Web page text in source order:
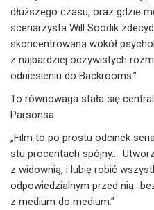
dłuższego czasu, oraz gdzie
scenarzysta Will Soodik
skoncentrowaną wokół
z najbardziej oczywistych
odniesieniu do Backrooms.”
To równowaga stała się
Parsonsa.
„Film to po prostu odcinek
stu procentach spójny....
z widownią, i lubię robić
odpowiedzialnym przed
z medium do medium.”